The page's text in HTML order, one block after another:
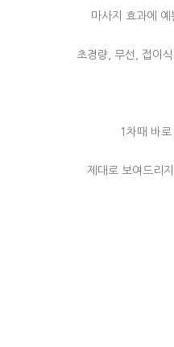
마사지 효과에
초경량, 무선, 접이
1차때 바로
제대로 보여드리